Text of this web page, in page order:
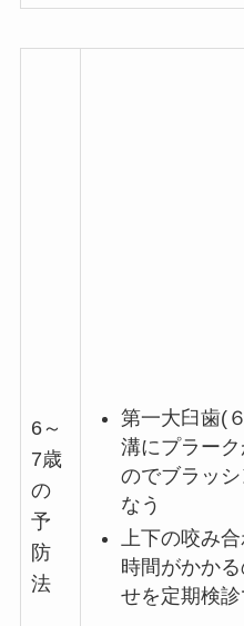
6～
7歳
の
予
防
法
第一大臼歯(
溝にプラー
のでブラッ
なう
上下の咬み
時間がかか
せを定期検